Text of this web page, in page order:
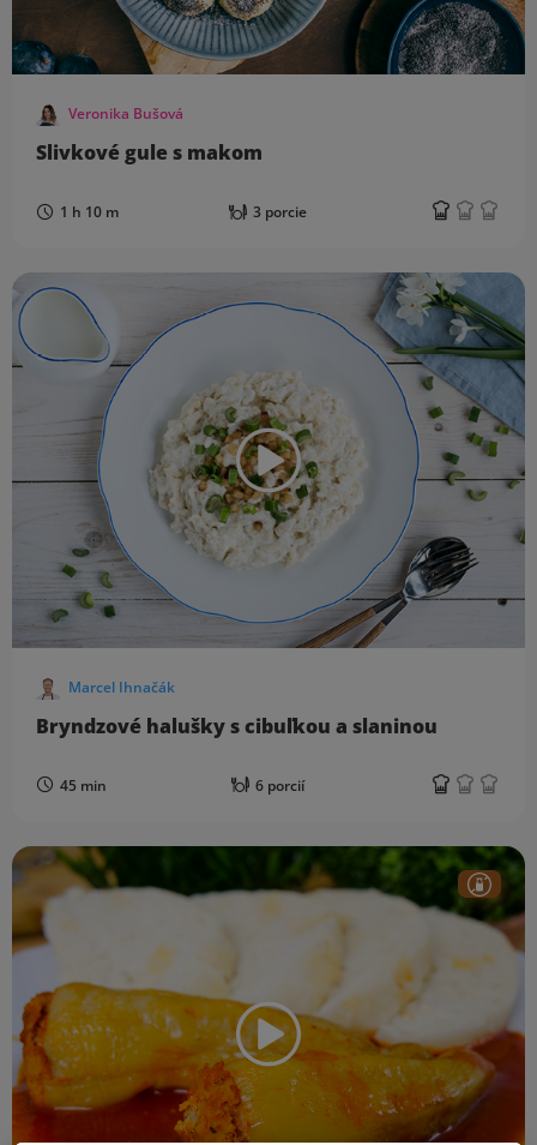
Veronika Bušová
Slivkové gule s makom
1 h 10 m 3 porcie
Marcel Ihnačák
Bryndzové halušky s cibuľkou a slaninou
45 min 6 porcií